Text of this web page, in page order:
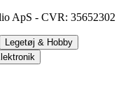
ApS - CVR: 35652302
Legetøj & Hobby